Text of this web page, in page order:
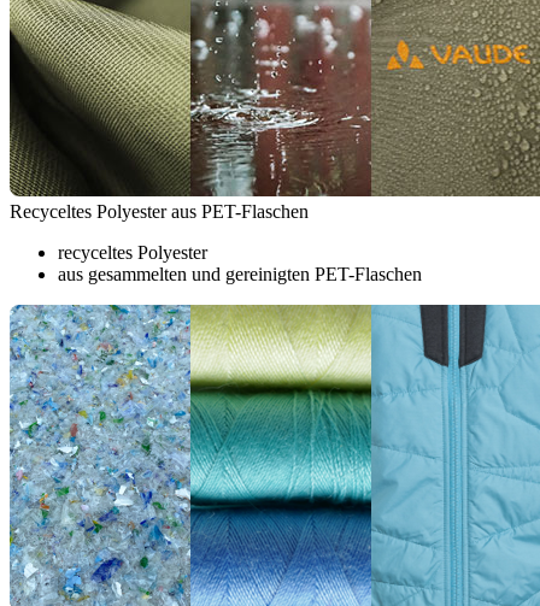
Recyceltes Polyester aus PET-Flaschen
recyceltes Polyester
aus gesammelten und gereinigten PET-Flaschen